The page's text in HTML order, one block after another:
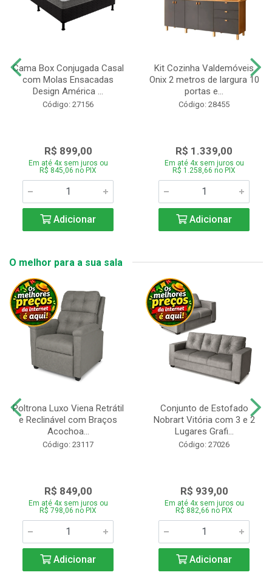
Cama Box Conjugada Casal
com Molas Ensacadas
Design América ...
Código: 27156
R$ 899,00
Em até 4x sem juros ou
R$ 845,06 no PIX
Adicionar
Kit Cozinha Valdemóveis
Onix 2 metros de largura 10
portas e...
Código: 28455
R$ 1.339,00
Em até 4x sem juros ou
R$ 1.258,66 no PIX
Adicionar
O melhor para a sua sala
Poltrona Luxo Viena Retrátil
e Reclinável com Braços
Acochoa...
Código: 23117
R$ 849,00
Em até 4x sem juros ou
R$ 798,06 no PIX
Adicionar
Conjunto de Estofado
Nobrart Vitória com 3 e 2
Lugares Grafi...
Código: 27026
R$ 939,00
Em até 4x sem juros ou
R$ 882,66 no PIX
Adicionar